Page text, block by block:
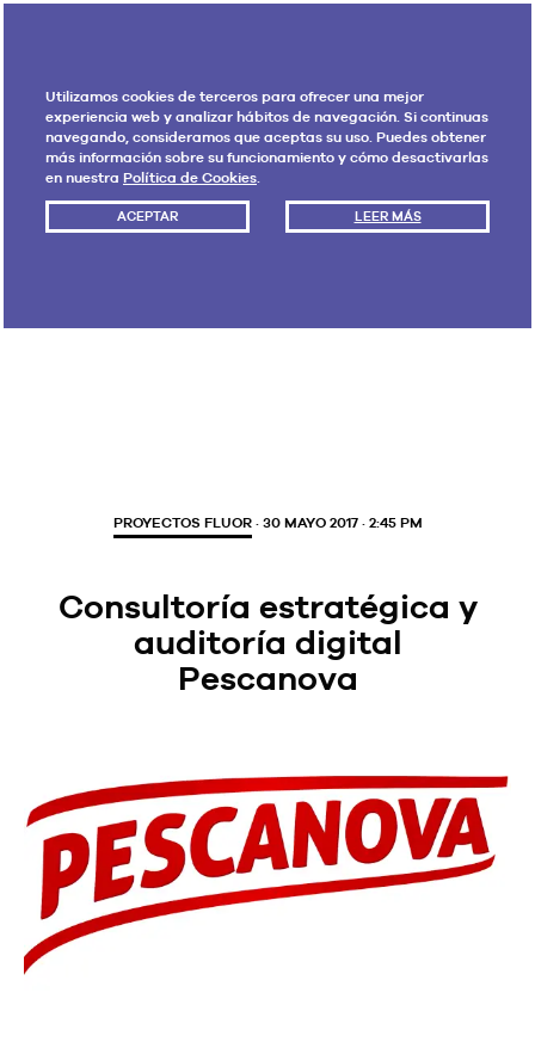
Utilizamos cookies de terceros para ofrecer una mejor
experiencia web y analizar hábitos de navegación. Si continuas
navegando, consideramos que aceptas su uso. Puedes obtener
más información sobre su funcionamiento y cómo desactivarlas
en nuestra Política de Cookies.
ACEPTAR LEER MÁS
PROYECTOS FLUOR· 30 MAYO 2017 · 2:45 PM
Consultoría estratégica y
auditoría digital
Pescanova